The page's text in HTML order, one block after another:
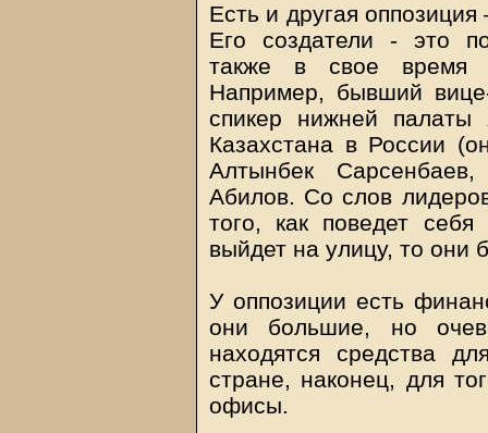
Есть и другая
Его создатели - это
также в свое время
Например, бывший
спикер нижней
Казахстана в России
Алтынбек
Абилов. Со слов
того, как поведет
выйдет на улицу, то они
У оппозиции есть
они большие, но
находятся средства
стране, наконец, для
офисы.